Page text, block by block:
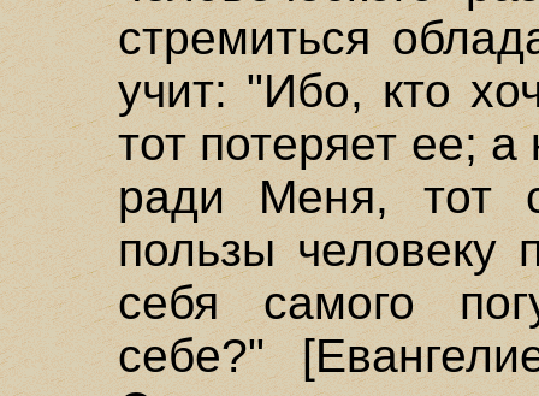
стремиться
учит: "Ибо, кто
тот потеряет ее;
ради Меня, тот
пользы человеку
себя самого
себе?"